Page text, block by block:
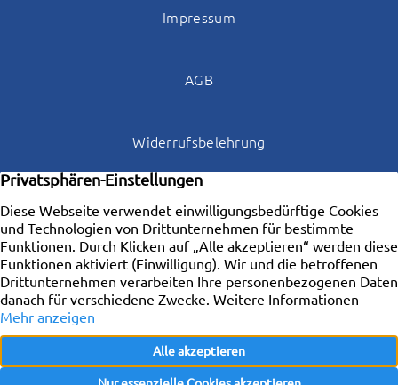
Impressum
AGB
Widerrufsbelehrung
Datenschutz
Kontakt